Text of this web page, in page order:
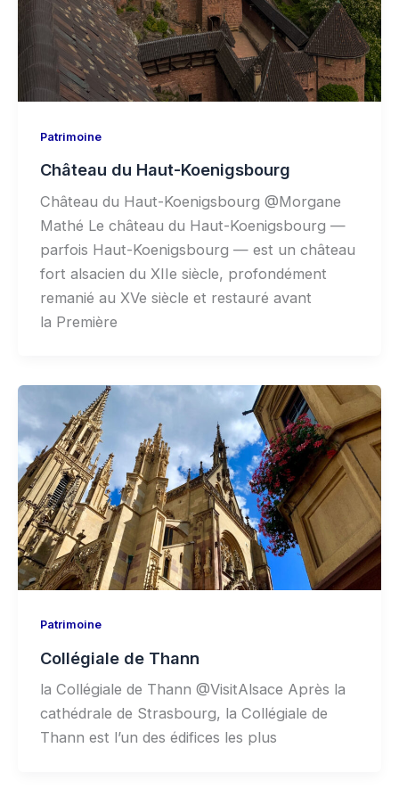
Patrimoine
Château du Haut-Koenigsbourg
Château du Haut-Koenigsbourg @Morgane
Mathé Le château du Haut-Koenigsbourg —
parfois Haut-Koenigsbourg — est un château
fort alsacien du XIIe siècle, profondément
remanié au XVe siècle et restauré avant
la Première
Patrimoine
Collégiale de Thann
la Collégiale de Thann @VisitAlsace Après la
cathédrale de Strasbourg, la Collégiale de
Thann est l’un des édifices les plus